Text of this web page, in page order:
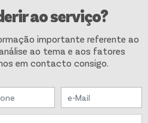
ao serviço?
importante referente ao
ao tema e aos fatores
em contacto consigo.